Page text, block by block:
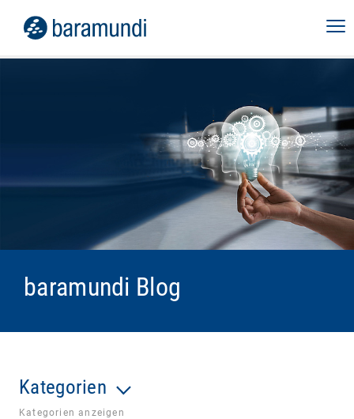
baramundi Blog
Kategorien
Kategorien anzeigen